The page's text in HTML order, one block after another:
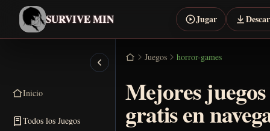
SURVIVE MIN Jugar
Inicio
Todos los Juegos
Juegos horror-games
Mejores
gratis en